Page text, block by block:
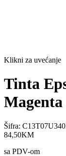
Klikni za uvećanje
Tinta
Magenta
Šifra: C13T07U340
84,50KM
sa PDV-om